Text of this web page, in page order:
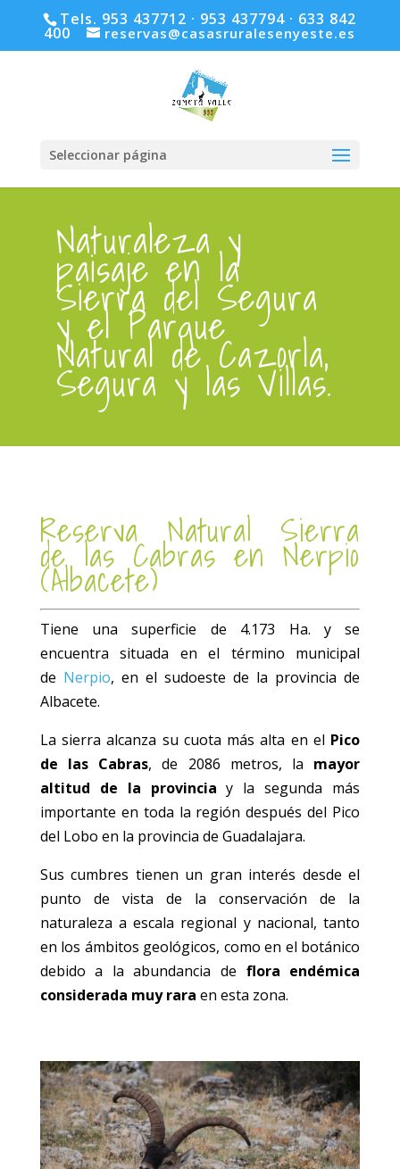
Tels. 953 437712 · 953 437794 · 633 842
400 reservas@casasruralesenyeste.es
Seleccionar página
Naturaleza y
paisaje en la
Sierra del Segura
y el Parque
Natural de Cazorla,
Segura y las Villas.
Reserva Natural Sierra
de las Cabras en Nerpio
(Albacete)
Tiene una superficie de 4.173 Ha. y se
encuentra situada en el término municipal
de Nerpio, en el sudoeste de la provincia de
Albacete.
La sierra alcanza su cuota más alta en el Pico
de las Cabras, de 2086 metros, la mayor
altitud de la provincia y la segunda más
importante en toda la región después del Pico
del Lobo en la provincia de Guadalajara.
Sus cumbres tienen un gran interés desde el
punto de vista de la conservación de la
naturaleza a escala regional y nacional, tanto
en los ámbitos geológicos, como en el botánico
debido a la abundancia de flora endémica
considerada muy rara en esta zona.